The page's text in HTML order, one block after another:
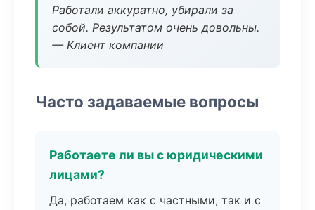
Работали аккуратно, убирали за
собой. Результатом очень довольны.
— Клиент компании
Часто задаваемые вопросы
Работаете ли вы с юридическими
лицами?
Да, работаем как с частными, так и с